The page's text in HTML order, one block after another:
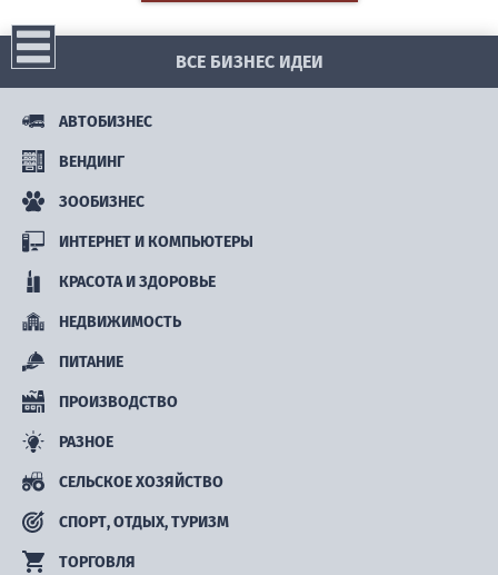
ВСЕ БИЗНЕС ИДЕИ
АВТОБИЗНЕС
ВЕНДИНГ
ЗООБИЗНЕС
ИНТЕРНЕТ И КОМПЬЮТЕРЫ
КРАСОТА И ЗДОРОВЬЕ
НЕДВИЖИМОСТЬ
ПИТАНИЕ
ПРОИЗВОДСТВО
РАЗНОЕ
СЕЛЬСКОЕ ХОЗЯЙСТВО
СПОРТ, ОТДЫХ, ТУРИЗМ
ТОРГОВЛЯ